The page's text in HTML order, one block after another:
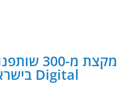
Digital בישראל ובעולם: